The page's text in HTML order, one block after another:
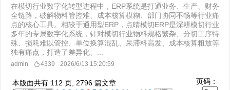
在模切行业数字化转型进程中，ERP系统是打通业务、生产、财务
全链路，破解物料管控难、成本核算模糊、部门协同不畅等行业痛
点的核心工具。相较于通用型ERP，点晴模切ERP是深耕模切行业
多年的专属数字化系统，针对模切行业物料规格繁杂、分切工序特
殊、损耗难以管控、单位换算混乱、呆滞料高发、成本核算粗放等
独有痛点，打造了差异化、...
admin 4339 2026/6/13 15:20:59
本版面共有 112 页, 2796 篇文章
页码：